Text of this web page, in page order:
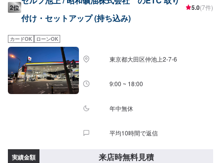
相談窓口から実際の作業、納車に至るまでを一人の職人が担当しています。
それはお客様との信頼を築くためでもあり、納車までの期間を短縮するため
た来るよ！」と言っていただくプロセスが優流のトータルサービスです。
【1】オファーにてお問い合わせ【2】お見積り【3】お見積りにご納得いた
だければ作業開始【4】仕上がり次第納車参考金額(工賃のみ、セットアップ
料金別)・ホンダN-BOX18,000円・トヨタアクア18,000円・トヨタアルファ
ード18,000円・トヨタランドクルーザー18,000円・メルセデスC18018,000
円※金額は変動する可能性があります。【代車について】代車をご用意してい
ます。お車の作業中は代車をご利用ください。※代車の燃料代はお客様にご負
2位
付け・セットアップ (持ち込み)
5.0(7件)
カードOK ローンOK
東京都大田区仲池上2-7-6
9:00 ~ 18:00
年中無休
平均10時間で返信
実績金額 来店時無料見積